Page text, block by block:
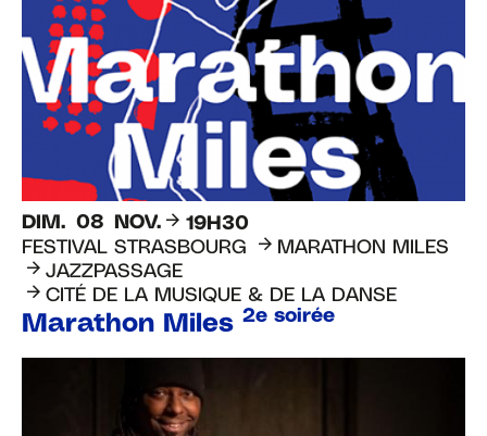
DIM. 08 NOV.
19H30
FESTIVAL STRASBOURG
MARATHON MILES
JAZZPASSAGE
CITÉ DE LA MUSIQUE & DE LA DANSE
Marathon Miles 2e soirée